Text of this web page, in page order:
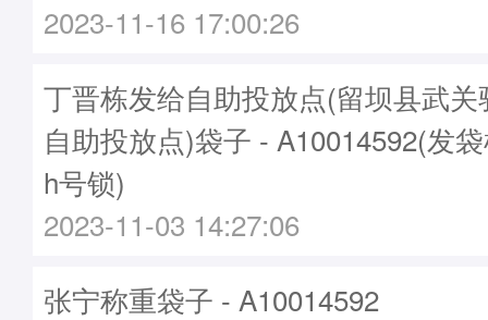
2023-11-16 17:00:26
丁晋栋发给自助投放点(留坝县武
自助投放点)袋子 - A10014592(发
h号锁)
2023-11-03 14:27:06
张宁称重袋子 - A10014592